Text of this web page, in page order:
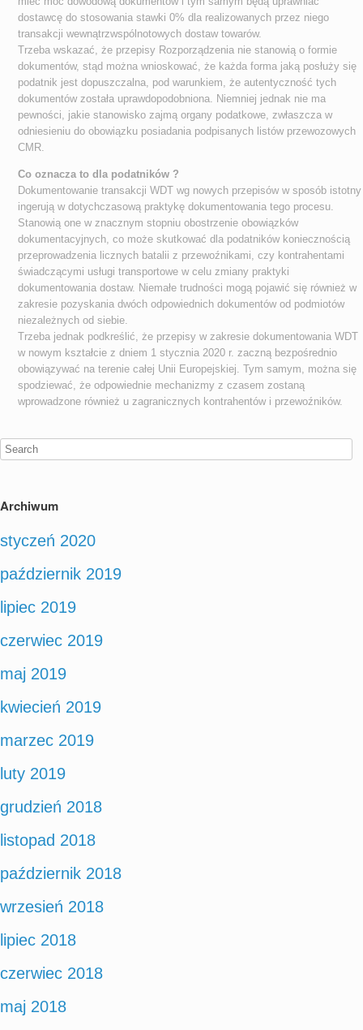
dostawcę do stosowania stawki 0% dla realizowanych przez niego
transakcji wewnątrzwspólnotowych dostaw towarów.
Trzeba wskazać, że przepisy Rozporządzenia nie stanowią o formie
dokumentów, stąd można wnioskować, że każda forma jaką posłuży się
podatnik jest dopuszczalna, pod warunkiem, że autentyczność tych
dokumentów została uprawdopodobniona. Niemniej jednak nie ma
pewności, jakie stanowisko zajmą organy podatkowe, zwłaszcza w
odniesieniu do obowiązku posiadania podpisanych listów przewozowych
CMR.
Co oznacza to dla podatników ?
Dokumentowanie transakcji WDT wg nowych przepisów w sposób istotny
ingerują w dotychczasową praktykę dokumentowania tego procesu.
Stanowią one w znacznym stopniu obostrzenie obowiązków
dokumentacyjnych, co może skutkować dla podatników koniecznością
przeprowadzenia licznych batalii z przewoźnikami, czy kontrahentami
świadczącymi usługi transportowe w celu zmiany praktyki
dokumentowania dostaw. Niemałe trudności mogą pojawić się również w
zakresie pozyskania dwóch odpowiednich dokumentów od podmiotów
niezależnych od siebie.
Trzeba jednak podkreślić, że przepisy w zakresie dokumentowania WDT
w nowym kształcie z dniem 1 stycznia 2020 r. zaczną bezpośrednio
obowiązywać na terenie całej Unii Europejskiej. Tym samym, można się
spodziewać, że odpowiednie mechanizmy z czasem zostaną
wprowadzone również u zagranicznych kontrahentów i przewoźników.
Archiwum
styczeń 2020
październik 2019
lipiec 2019
czerwiec 2019
maj 2019
kwiecień 2019
marzec 2019
luty 2019
grudzień 2018
listopad 2018
październik 2018
wrzesień 2018
lipiec 2018
czerwiec 2018
maj 2018